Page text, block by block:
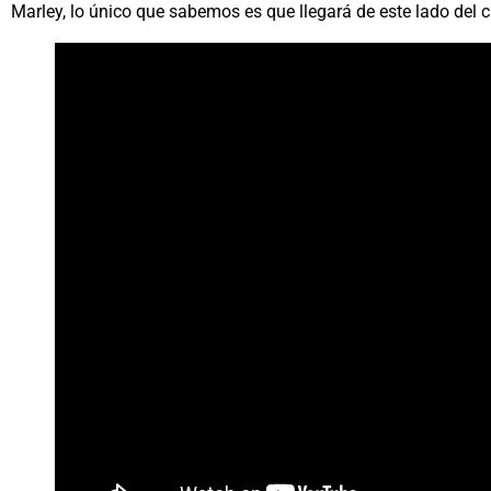
Marley, lo único que sabemos es que llegará de este lado del